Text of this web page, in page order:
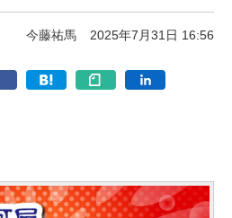
今藤祐馬 2025年7月31日 16:56